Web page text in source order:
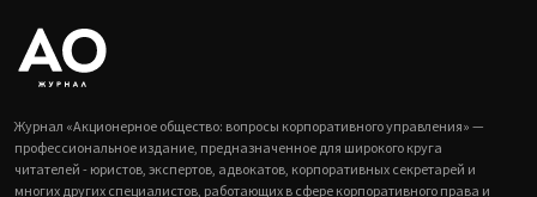
Журнал «Акционерное общество: вопросы корпоративного управления» —
профессиональное издание, предназначенное для широкого круга
читателей - юристов, экспертов, адвокатов, корпоративных секретарей и
многих других специалистов, работающих в сфере корпоративного права и